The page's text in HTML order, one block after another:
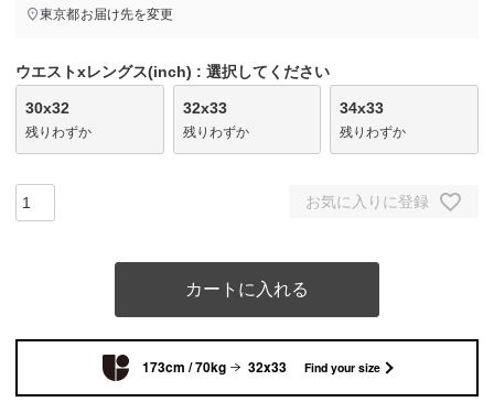
東京都お届け先を変更
ウエストxレングス(inch) 選択してください
30x32
残りわずか
32x33
残りわずか
34x33
残りわずか
お気に入りに登録
カートに入れる
173cm / 70kg 32x33 Find your size